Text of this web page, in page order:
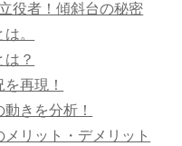
役者！傾斜台の秘密
。
は？
再現！
動きを分析！
メリット・デメリット